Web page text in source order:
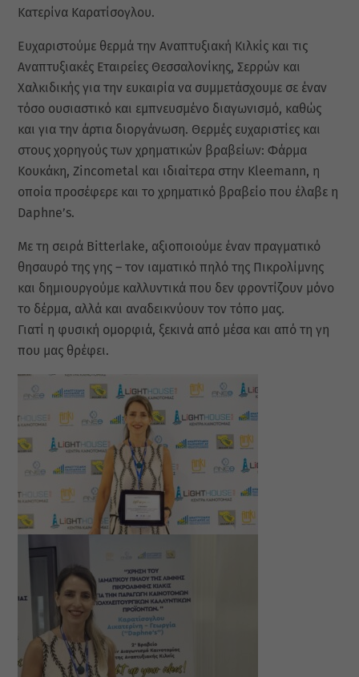
Κατερίνα Καρατίσογλου.
Ευχαριστούμε θερμά την Αναπτυξιακή Κιλκίς και τις
Αναπτυξιακές Εταιρείες Θεσσαλονίκης, Σερρών και
Χαλκιδικής για την ευκαιρία να συμμετάσχουμε σε έναν
τόσο ουσιαστικό και εμπνευσμένο διαγωνισμό, καθώς
και για την άρτια διοργάνωση. Θερμές ευχαριστίες και
στους χορηγούς των χρηματικών βραβείων: Φάρμα
Κουκάκη, Zincometal και ιδιαίτερα στην Kleemann, η
οποία προσέφερε και το χρηματικό βραβείο που έλαβε η
Daphne’s.
Με τη σειρά Bitterlake, αξιοποιούμε έναν πραγματικό
θησαυρό της γης – τον ιαματικό πηλό της Πικρολίμνης
και δημιουργούμε καλλυντικά που δεν φροντίζουν μόνο
το δέρμα, αλλά και αναδεικνύουν τον τόπο μας.
Γιατί η φυσική ομορφιά, ξεκινά από μέσα και από τη γη
που μας θρέφει.